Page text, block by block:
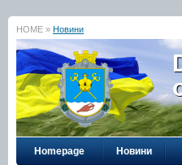
HOME » Новини
Homepage Новини